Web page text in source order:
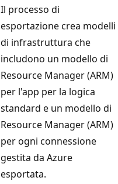
Il processo di
esportazione crea modelli
di infrastruttura che
includono un modello di
Resource Manager (ARM)
per l'app per la logica
standard e un modello di
Resource Manager (ARM)
per ogni connessione
gestita da Azure
esportata.